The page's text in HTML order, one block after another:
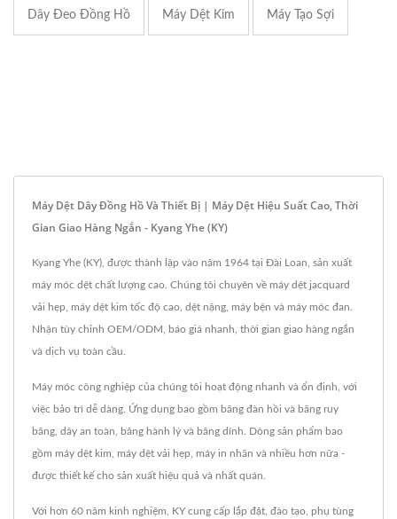
Dây Đeo Đồng Hồ Máy Dệt Kim Máy Tạo Sợi
Máy Dệt Dây Đồng Hồ Và Thiết Bị | Máy Dệt Hiệu Suất Cao, Thời
Gian Giao Hàng Ngắn - Kyang Yhe (KY)
Kyang Yhe (KY), được thành lập vào năm 1964 tại Đài Loan, sản xuất
máy móc dệt chất lượng cao. Chúng tôi chuyên về máy dệt jacquard
vải hẹp, máy dệt kim tốc độ cao, dệt nặng, máy bện và máy móc đan.
Nhận tùy chỉnh OEM/ODM, báo giá nhanh, thời gian giao hàng ngắn
và dịch vụ toàn cầu.
Máy móc công nghiệp của chúng tôi hoạt động nhanh và ổn định, với
việc bảo trì dễ dàng. Ứng dụng bao gồm băng đàn hồi và băng ruy
băng, dây an toàn, băng hành lý và băng dính. Dòng sản phẩm bao
gồm máy dệt kim, máy dệt vải hẹp, máy in nhãn và nhiều hơn nữa -
được thiết kế cho sản xuất hiệu quả và nhất quán.
Với hơn 60 năm kinh nghiệm, KY cung cấp lắp đặt, đào tạo, phụ tùng